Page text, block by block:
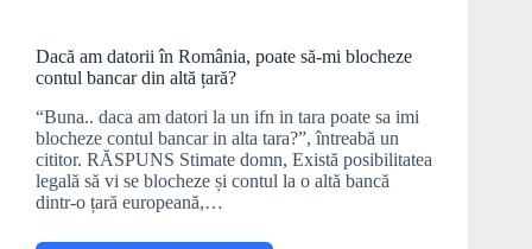
Dacă am datorii în România, poate să-mi blocheze
contul bancar din altă țară?
“Buna.. daca am datori la un ifn in tara poate sa imi
blocheze contul bancar in alta tara?”, întreabă un
cititor. RĂSPUNS Stimate domn, Există posibilitatea
legală să vi se blocheze și contul la o altă bancă
dintr-o țară europeană,…